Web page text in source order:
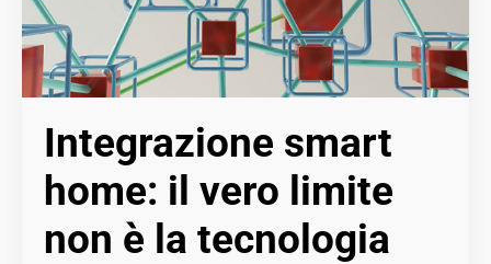
Integrazione smart
home: il vero limite
non è la tecnologia